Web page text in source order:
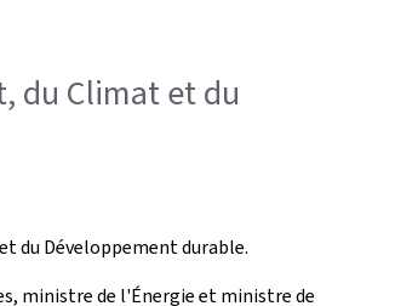
du Climat et du
du Développement durable.
ministre de l'Énergie et ministre de